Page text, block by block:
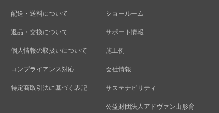
配送・送料について
返品・交換について
個人情報の取扱いについて
コンプライアンス対応
特定商取引法に基づく表記
ショールーム
サポート情報
施工例
会社情報
サステナビリティ
公益財団法人アドヴァン山形育